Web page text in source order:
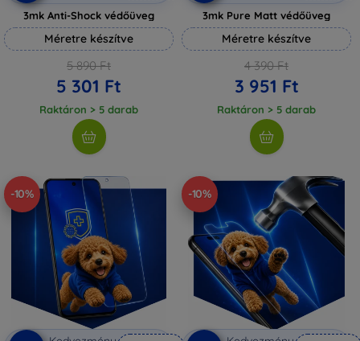
3mk Anti-Shock védőüveg
Méretre készítve
5 890 Ft
5 301 Ft
Raktáron > 5 darab
3mk Pure Matt védőüveg
Méretre készítve
4 390 Ft
3 951 Ft
Raktáron > 5 darab
-10% -10%